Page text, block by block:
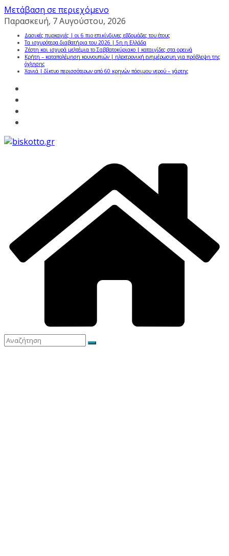
Μετάβαση σε περιεχόμενο
Παρασκευή, 7 Αυγούστου, 2026
Δασικές πυρκαγιές | οι 6 πιο επικίνδυνες εβδομάδες του έτους
Τα ισχυρότερα διαβατήρια του 2026 | 5η η Ελλάδα
Ζέστη και ισχυρά μελτέμια το Σαββατοκύριακο | καταιγίδες στα ορεινά
Κρήτη – καταπολέμηση κουνουπιών | ηλεκτρονική ενημέρωσυη για πρόβλεψη της
όχλησης
Χανιά | δίκτυο περισσότερων από 60 κρηνών πόσιμου νερού – χάρτης